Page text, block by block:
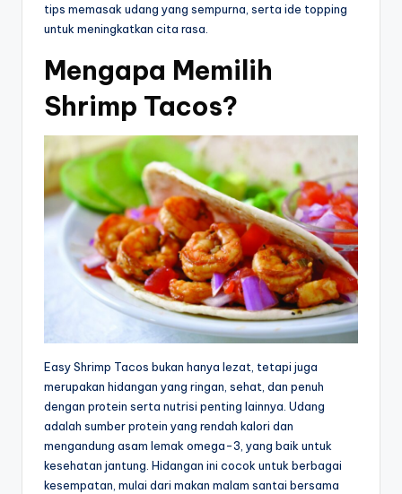
tips memasak udang yang sempurna, serta ide topping
untuk meningkatkan cita rasa.
Mengapa Memilih
Shrimp Tacos?
Easy Shrimp Tacos bukan hanya lezat, tetapi juga
merupakan hidangan yang ringan, sehat, dan penuh
dengan protein serta nutrisi penting lainnya. Udang
adalah sumber protein yang rendah kalori dan
mengandung asam lemak omega-3, yang baik untuk
kesehatan jantung. Hidangan ini cocok untuk berbagai
kesempatan, mulai dari makan malam santai bersama